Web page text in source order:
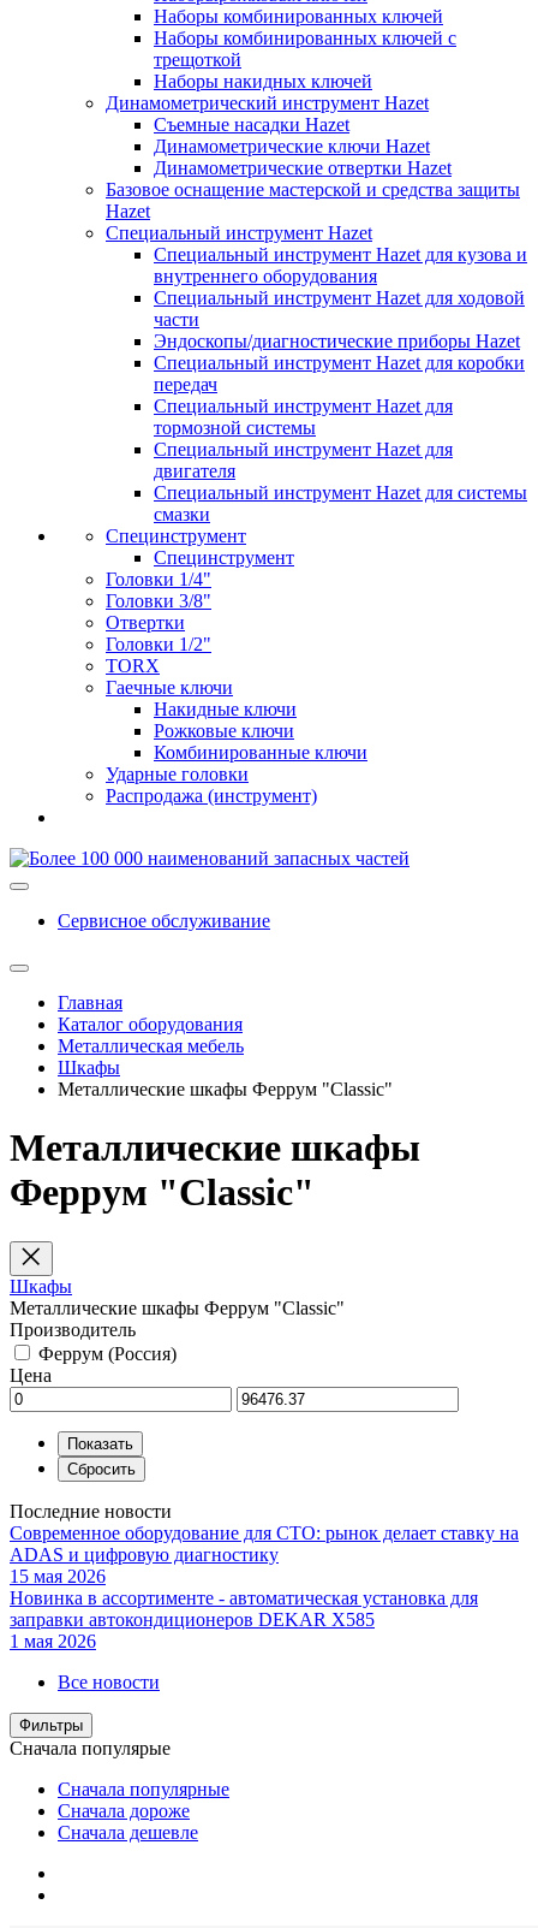
Наборы комбинированных ключей
Наборы комбинированных ключей с
трещоткой
Наборы накидных ключей
Динамометрический инструмент Hazet
Съемные насадки Hazet
Динамометрические ключи Hazet
Динамометрические отвертки Hazet
Базовое оснащение мастерской и средства защиты
Hazet
Специальный инструмент Hazet
Специальный инструмент Hazet для кузова и
внутреннего оборудования
Специальный инструмент Hazet для ходовой
части
Эндоскопы/диагностические приборы Hazet
Специальный инструмент Hazet для коробки
передач
Специальный инструмент Hazet для
тормозной системы
Специальный инструмент Hazet для
двигателя
Специальный инструмент Hazet для системы
смазки
Специнструмент
Специнструмент
Головки 1/4"
Головки 3/8"
Отвертки
Головки 1/2"
TORX
Гаечные ключи
Накидные ключи
Рожковые ключи
Комбинированные ключи
Ударные головки
Распродажа (инструмент)
Сервисное обслуживание
Главная
Каталог оборудования
Металлическая мебель
Шкафы
Металлические шкафы Феррум "Classic"
Металлические шкафы
Феррум "Classic"
Шкафы
Металлические шкафы Феррум "Classic"
Производитель
Феррум (Россия)
Цена
Последние новости
Современное оборудование для СТО: рынок делает ставку на
ADAS и цифровую диагностику
15 мая 2026
Новинка в ассортименте - автоматическая установка для
заправки автокондиционеров DEKAR X585
1 мая 2026
Все новости
Фильтры
Сначала популярые
Сначала популярные
Сначала дороже
Сначала дешевле